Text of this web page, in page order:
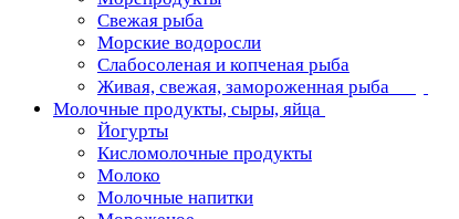
Свежая рыба
Морские водоросли
Слабосоленая и копченая рыба
Живая, свежая, замороженная рыба
Молочные продукты, сыры, яйца
Йогурты
Кисломолочные продукты
Молоко
Молочные напитки